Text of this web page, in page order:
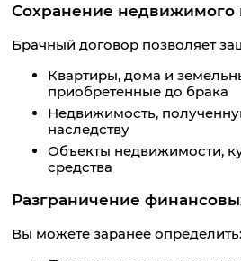
Сохранение недвижимого
Брачный договор позволяет
Квартиры, дома и
приобретенные до брака
Недвижимость,
наследству
Объекты недвижимости,
средства
Разграничение
Вы можете заранее определить: